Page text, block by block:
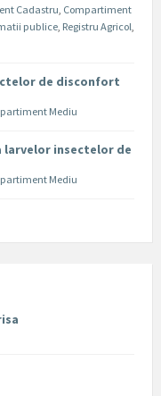
Cadastru, Compartiment
publice, Registru Agricol,
de disconfort
Mediu
larvelor insectelor de
Mediu